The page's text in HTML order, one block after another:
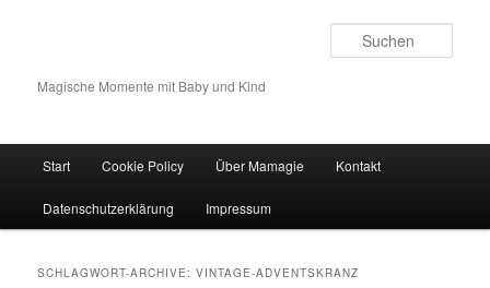
Magische Momente mit Baby und Kind
Zum Inhalt wechseln
Zum sekundären Inhalt wechseln
Start Cookie Policy Über Mamagie Kontakt
Datenschutzerklärung Impressum
SCHLAGWORT-ARCHIVE:VINTAGE-ADVENTSKRANZ